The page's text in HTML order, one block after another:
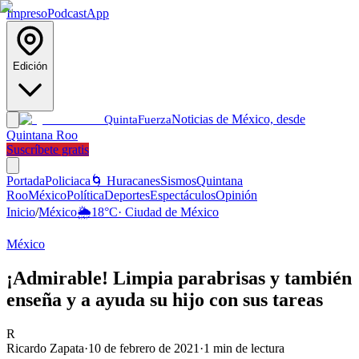
ImpresoPodcastApp
Edición
QuintaFuerzaNoticias de México, desde
Quintana Roo
Suscríbete gratis
PortadaPoliciaca 🌀 HuracanesSismosQuintana
RooMéxicoPolíticaDeportesEspectáculosOpinión
Inicio/México🌦️18°C· Ciudad de México
México
¡Admirable! Limpia parabrisas y también
enseña y a ayuda su hijo con sus tareas
R
Ricardo Zapata·10 de febrero de 2021 ·1 min de lectura